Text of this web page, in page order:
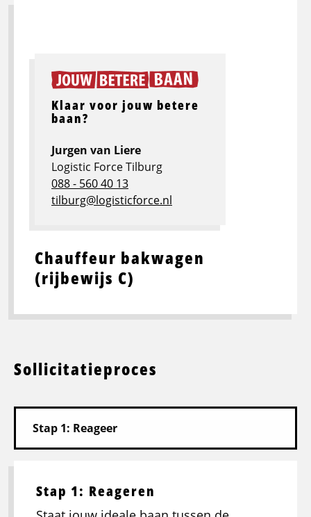
Chauffeur bakwagen
(rijbewijs C)
Klaar voor jouw betere
baan?
Jurgen van Liere
Logistic Force Tilburg
088 - 560 40 13
tilburg@logisticforce.nl
Sollicitatieproces
Stap 1: Reageren